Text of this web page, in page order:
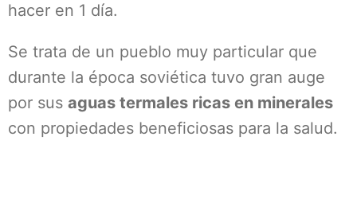
hacer en 1 día.
Se trata de un pueblo muy particular que
durante la época soviética tuvo gran auge
por sus aguas termales ricas en minerales
con propiedades beneficiosas para la salud.